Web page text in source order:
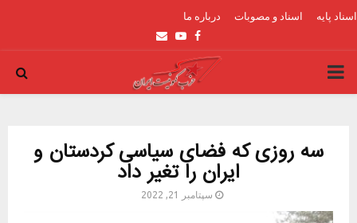
اسناد پایه اسناد و مصوبات درباره ما
Facebook
Youtube
Email
PRIMARY
سه روزی که فضای سیاسی کردستان و
ایران را تغیر داد
سپتامبر 21, 2022